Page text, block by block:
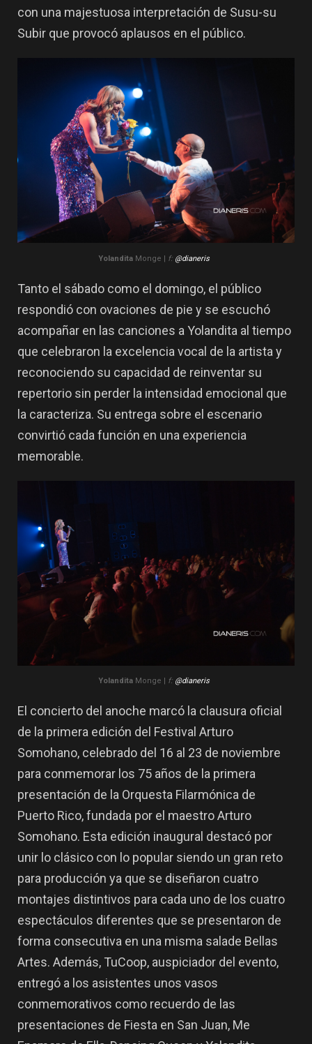
con una majestuosa interpretación de Susu-su
Subir que provocó aplausos en el público.
YolanditaMonge | f: @dianeris
Tanto el sábado como el domingo, el público
respondió con ovaciones de pie y se escuchó
acompañar en las canciones a Yolandita al tiempo
que celebraron la excelencia vocal de la artista y
reconociendo su capacidad de reinventar su
repertorio sin perder la intensidad emocional que
la caracteriza. Su entrega sobre el escenario
convirtió cada función en una experiencia
memorable.
YolanditaMonge | f: @dianeris
El concierto del anoche marcó la clausura oficial
de la primera edición del Festival Arturo
Somohano, celebrado del 16 al 23 de noviembre
para conmemorar los 75 años de la primera
presentación de la Orquesta Filarmónica de
Puerto Rico, fundada por el maestro Arturo
Somohano. Esta edición inaugural destacó por
unir lo clásico con lo popular siendo un gran reto
para producción ya que se diseñaron cuatro
montajes distintivos para cada uno de los cuatro
espectáculos diferentes que se presentaron de
forma consecutiva en una misma salade Bellas
Artes. Además, TuCoop, auspiciador del evento,
entregó a los asistentes unos vasos
conmemorativos como recuerdo de las
presentaciones de Fiesta en San Juan, Me